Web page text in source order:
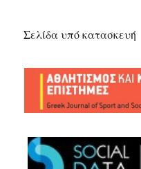
Σελίδα υπό κατασκευή